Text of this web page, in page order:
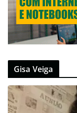
Gisa Veiga